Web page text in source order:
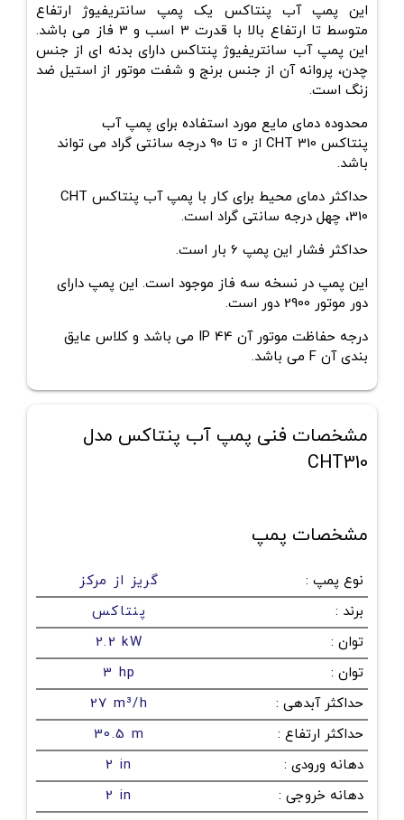
این پمپ آب پنتاکس یک پمپ سانتریفیوژ ارتفاع
متوسط تا ارتفاع بالا با قدرت 3 اسب و 3 فاز می باشد.
این پمپ آب سانتریفیوژ پنتاکس دارای بدنه ای از جنس
چدن، پروانه آن از جنس برنج و شفت موتور از استیل ضد
زنگ است.
محدوده دمای مایع مورد استفاده برای پمپ آب
پنتاکس
از 0 تا 90 درجه سانتی گراد می تواند
باشد.
حداکثر دمای محیط برای کار با پمپ آب پنتاکس CHT
310، چهل درجه سانتی گراد است.
حداکثر فشار این پمپ 6 بار است.
این پمپ در نسخه سه فاز موجود است. این پمپ دارای
دور موتور 2900 دور است.
درجه حفاظت موتور آن IP 44 می باشد و کلاس عایق
بندی آن F می باشد.
مشخصات فنی پمپ آب پنتاکس مدل
CHT310
مشخصات پمپ
نوع پمپ :
گریز از مرکز
برند :
پنتاکس
توان :
2.2 kW
توان :
3 hp
حداکثر آبدهی :
27 m³/h
حداکثر ارتفاع :
30.5 m
دهانه ورودی :
2 in
دهانه خروجی :
2 in